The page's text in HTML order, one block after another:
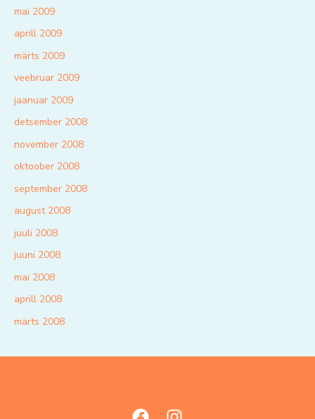
mai 2009
aprill 2009
märts 2009
veebruar 2009
jaanuar 2009
detsember 2008
november 2008
oktoober 2008
september 2008
august 2008
juuli 2008
juuni 2008
mai 2008
aprill 2008
märts 2008